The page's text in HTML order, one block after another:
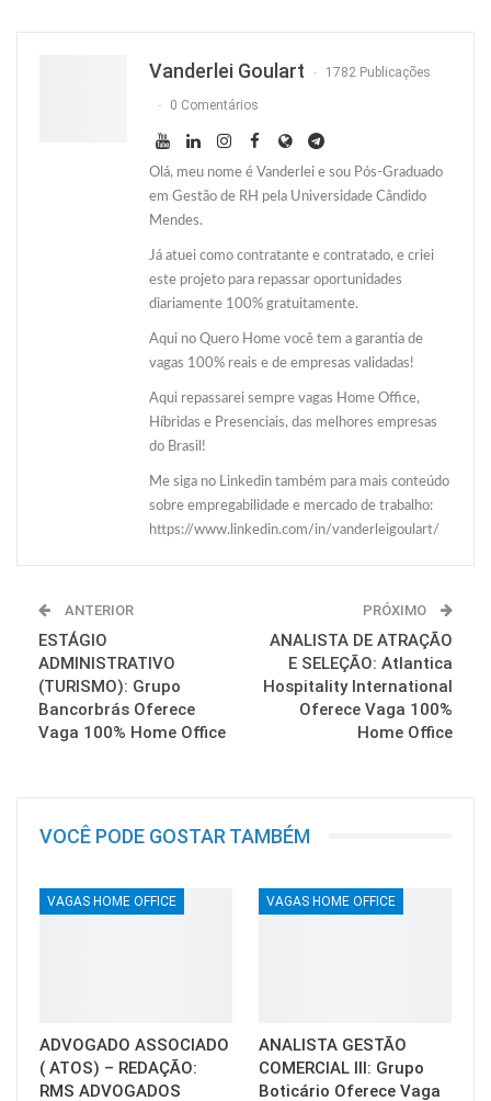
Vanderlei Goulart 1782 Publicações
0 Comentários
Olá, meu nome é Vanderlei e sou Pós-Graduado
em Gestão de RH pela Universidade Cândido
Mendes.
Já atuei como contratante e contratado, e criei
este projeto para repassar oportunidades
diariamente 100% gratuitamente.
Aqui no Quero Home você tem a garantia de
vagas 100% reais e de empresas validadas!
Aqui repassarei sempre vagas Home Office,
Híbridas e Presenciais, das melhores empresas
do Brasil!
Me siga no Linkedin também para mais conteúdo
sobre empregabilidade e mercado de trabalho:
https://www.linkedin.com/in/vanderleigoulart/
ANTERIOR
ESTÁGIO
ADMINISTRATIVO
(TURISMO): Grupo
Bancorbrás Oferece
Vaga 100% Home Office
PRÓXIMO
ANALISTA DE ATRAÇÃO
E SELEÇÃO: Atlantica
Hospitality International
Oferece Vaga 100%
Home Office
VOCÊ PODE GOSTAR TAMBÉM
VAGAS HOME OFFICE
ADVOGADO ASSOCIADO
( ATOS) – REDAÇÃO:
RMS ADVOGADOS
VAGAS HOME OFFICE
ANALISTA GESTÃO
COMERCIAL III: Grupo
Boticário Oferece Vaga